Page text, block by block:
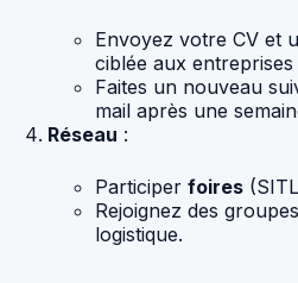
Envoyez votre CV et
ciblée aux
Faites un nouveau
mail après une
Réseau :
Participer foires
Rejoignez des
logistique.